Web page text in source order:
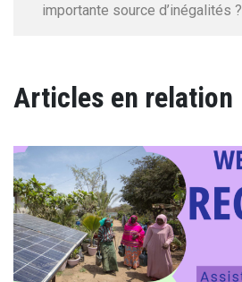
importante source d’inégalités ?
Articles en relation